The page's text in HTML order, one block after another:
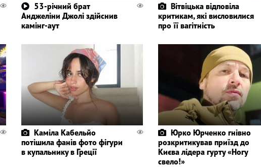
53-річний брат
Анджеліни Джолі здійснив
камінг-аут
Вітвіцька відповіла
критикам, які висловилися
про її вагітність
Каміла Кабельйо
потішила фанів фото фігури
в купальнику в Греції
Юрко Юрченко гнівно
розкритикував приїзд до
Києва лідера гурту «Ногу
свело!»